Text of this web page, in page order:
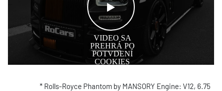
WATCH THE VIDEO
* Rolls-Royce Phantom by MANSORY Engine: V12, 6.75